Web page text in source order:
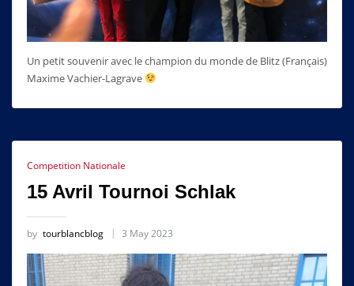
Un petit souvenir avec le champion du monde de Blitz (Français)
Maxime Vachier-Lagrave
Competition Nationale
15 Avril Tournoi Schlak
by tourblancblog 3 May 2023